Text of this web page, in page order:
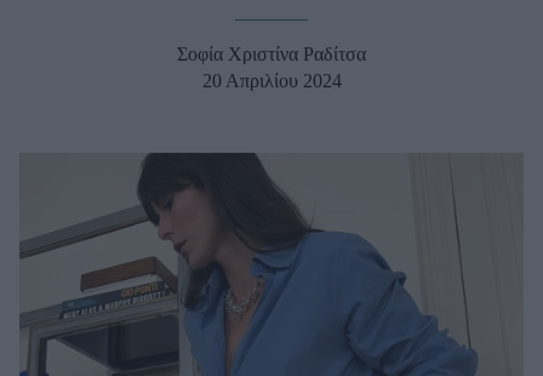
Beauty - Ομορφιά
Beauty News
Well being
Ψυχολογία
Υγεία + Διατροφή
Σοφία Χριστίνα Ραδίτσα
20 Απριλίου 2024